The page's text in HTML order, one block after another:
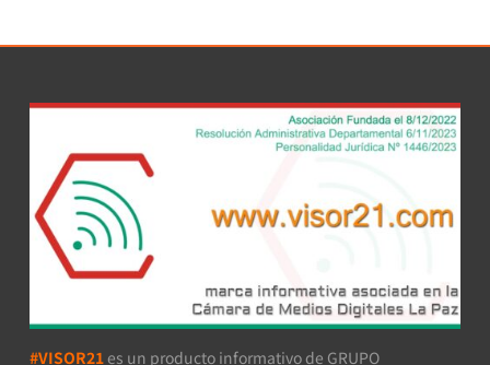
#VISOR21 es un producto informativo de GRUPO